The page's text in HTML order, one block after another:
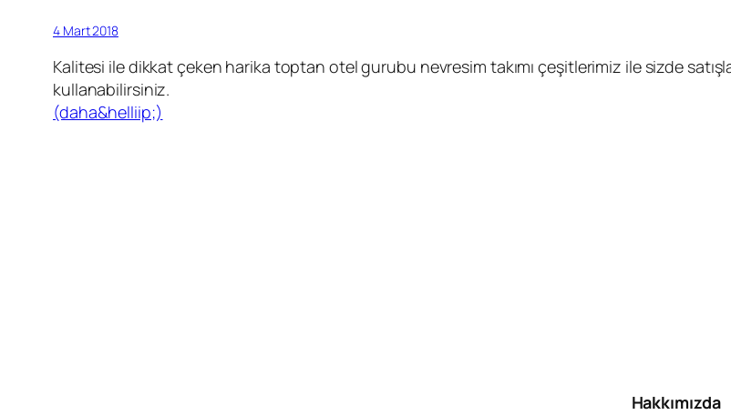
4 Mart 2018
Kalitesi ile dikkat çeken harika toptan otel gurubu nevresim takımı çeşitlerimiz ile sizde
kullanabilirsiniz.
(daha&helliip;)
Hakkımızda